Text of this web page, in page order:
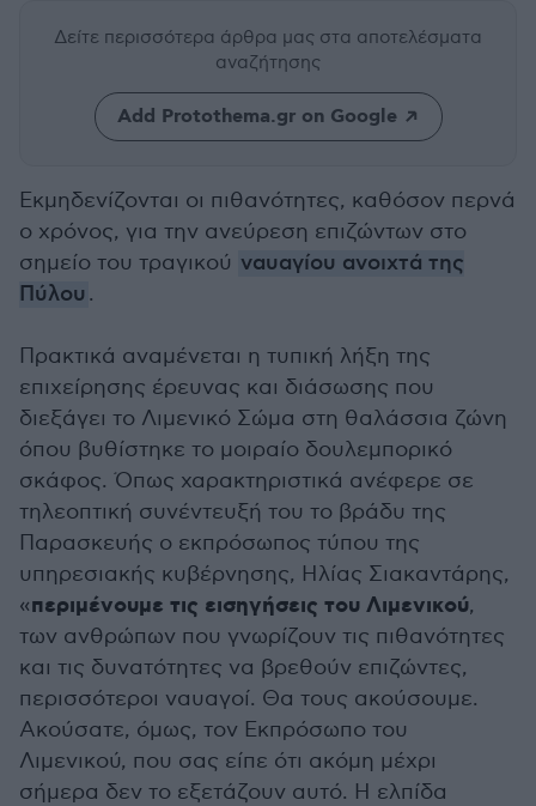
Δείτε περισσότερα άρθρα μας στα αποτελέσματα
αναζήτησης
Add Protothema.gr on Google
Εκμηδενίζονται οι πιθανότητες, καθόσον περνά
ο χρόνος, για την ανεύρεση επιζώντων στο
σημείο του τραγικού ναυαγίου ανοιχτά της
Πύλου .
Πρακτικά αναμένεται η τυπική λήξη της
επιχείρησης έρευνας και διάσωσης που
διεξάγει το Λιμενικό Σώμα στη θαλάσσια ζώνη
όπου βυθίστηκε το μοιραίο δουλεμπορικό
σκάφος. Όπως χαρακτηριστικά ανέφερε σε
τηλεοπτική συνέντευξή του το βράδυ της
Παρασκευής ο εκπρόσωπος τύπου της
υπηρεσιακής κυβέρνησης, Ηλίας Σιακαντάρης,
«περιμένουμε τις εισηγήσεις του Λιμενικού,
των ανθρώπων που γνωρίζουν τις πιθανότητες
και τις δυνατότητες να βρεθούν επιζώντες,
περισσότεροι ναυαγοί. Θα τους ακούσουμε.
Ακούσατε, όμως, τον Εκπρόσωπο του
Λιμενικού, που σας είπε ότι ακόμη μέχρι
σήμερα δεν το εξετάζουν αυτό. Η ελπίδα